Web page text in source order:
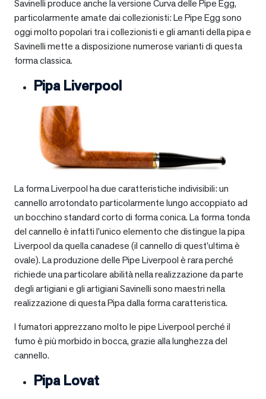
Savinelli produce anche la versione Curva delle Pipe Egg,
particolarmente amate dai collezionisti: Le Pipe Egg sono
oggi molto popolari tra i collezionisti e gli amanti della pipa e
Savinelli mette a disposizione numerose varianti di questa
forma classica.
Pipa Liverpool
La forma Liverpool ha due caratteristiche indivisibili: un
cannello arrotondato particolarmente lungo accoppiato ad
un bocchino standard corto di forma conica. La forma tonda
del cannello è infatti l’unico elemento che distingue la pipa
Liverpool da quella canadese (il cannello di quest’ultima è
ovale). La produzione delle Pipe Liverpool è rara perché
richiede una particolare abilità nella realizzazione da parte
degli artigiani e gli artigiani Savinelli sono maestri nella
realizzazione di questa Pipa dalla forma caratteristica.
I fumatori apprezzano molto le pipe Liverpool perché il
fumo è più morbido in bocca, grazie alla lunghezza del
cannello.
Pipa Lovat